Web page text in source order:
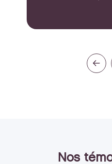
Nos